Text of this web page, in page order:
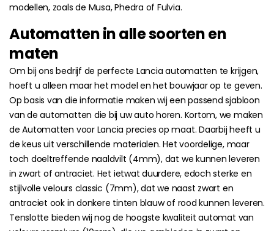
modellen, zoals de Musa, Phedra of Fulvia.
Automatten in alle soorten en
maten
Om bij ons bedrijf de perfecte Lancia automatten te krijgen,
hoeft u alleen maar het model en het bouwjaar op te geven.
Op basis van die informatie maken wij een passend sjabloon
van de automatten die bij uw auto horen. Kortom, we maken
de Automatten voor Lancia precies op maat. Daarbij heeft u
de keus uit verschillende materialen. Het voordelige, maar
toch doeltreffende naaldvilt (4mm), dat we kunnen leveren
in zwart of antraciet. Het ietwat duurdere, edoch sterke en
stijlvolle velours classic (7mm), dat we naast zwart en
antraciet ook in donkere tinten blauw of rood kunnen leveren.
Tenslotte bieden wij nog de hoogste kwaliteit automat van